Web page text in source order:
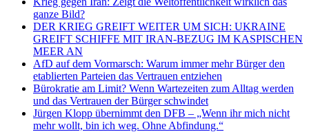
ganze Bild?
DER KRIEG GREIFT WEITER UM SICH: UKRAINE
GREIFT SCHIFFE MIT IRAN-BEZUG IM KASPISCHEN
MEER AN
AfD auf dem Vormarsch: Warum immer mehr Bürger den
etablierten Parteien das Vertrauen entziehen
Bürokratie am Limit? Wenn Wartezeiten zum Alltag werden
und das Vertrauen der Bürger schwindet
Jürgen Klopp übernimmt den DFB – „Wenn ihr mich nicht
mehr wollt, bin ich weg. Ohne Abfindung.“